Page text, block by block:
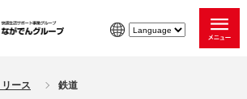
ース 鉄道